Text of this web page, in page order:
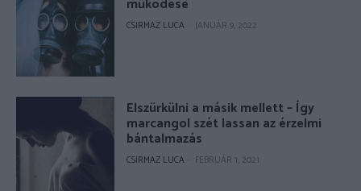
működése
CSIRMAZ LUCA JANUÁR 9, 2022
Elszürkülni a másik mellett – Így
marcangol szét lassan az érzelmi
bántalmazás
CSIRMAZ LUCA FEBRUÁR 1, 2021